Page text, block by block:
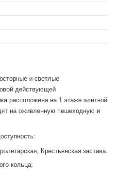
и светлые
действующей
расположена на 1 этаже элитной
на оживленную пешеходную и
Крестьянская застава.
кольца;